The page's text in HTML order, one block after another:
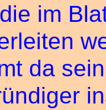
im
da